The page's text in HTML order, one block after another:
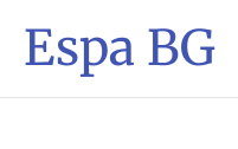
Espa BG